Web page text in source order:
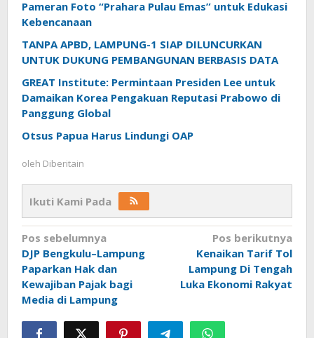
Pameran Foto “Prahara Pulau Emas” untuk Edukasi
Kebencanaan
TANPA APBD, LAMPUNG-1 SIAP DILUNCURKAN
UNTUK DUKUNG PEMBANGUNAN BERBASIS DATA
GREAT Institute: Permintaan Presiden Lee untuk
Damaikan Korea Pengakuan Reputasi Prabowo di
Panggung Global
Otsus Papua Harus Lindungi OAP
oleh Diberitain
Ikuti Kami Pada
Navigasi
pos
Pos sebelumnya
DJP Bengkulu–Lampung
Paparkan Hak dan
Kewajiban Pajak bagi
Media di Lampung
Pos berikutnya
Kenaikan Tarif Tol
Lampung Di Tengah
Luka Ekonomi Rakyat